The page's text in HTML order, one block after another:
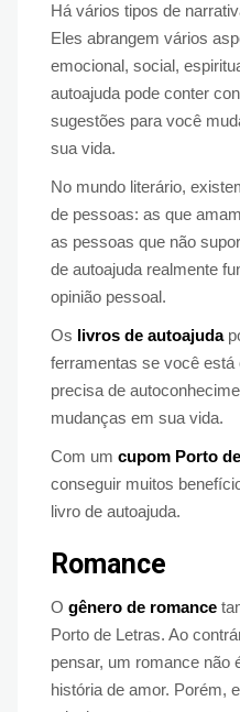
Há vários tipos de
Eles abrangem vários
emocional, social,
autoajuda pode conter
sugestões para você
sua vida.
No mundo literário,
de pessoas: as que
as pessoas que não
de autoajuda realmente
opinião pessoal.
Os livros de autoajuda
ferramentas se você está
precisa de
mudanças em sua vida.
Com um cupom Porto
conseguir muitos
livro de autoajuda.
Romance
O gênero de romance
Porto de Letras. Ao
pensar, um romance não
história de amor. Porém,